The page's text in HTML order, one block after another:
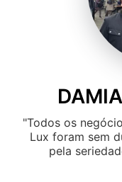
"Todos os
Lux foram sem
pela